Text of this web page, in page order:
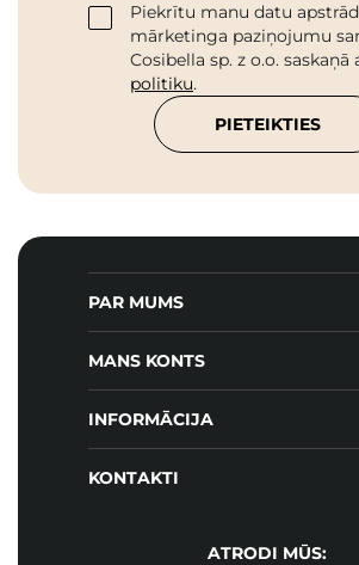
Piekrītu manu datu
mārketinga paziņojumu
Cosibella sp. z o.o. saskaņā
politiku.
PIETEIKTIES
PAR MUMS
MANS KONTS
INFORMĀCIJA
KONTAKTI
ATRODI MŪS: